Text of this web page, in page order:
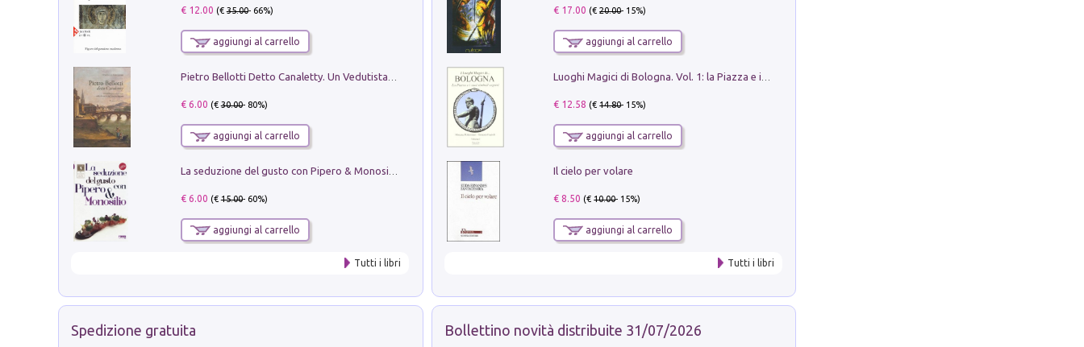
€ 12.00 (€35.00- 66%)
aggiungi al carrello
€ 6.00 (€30.00- 80%)
aggiungi al carrello
€ 6.00 (€15.00- 60%)
aggiungi al carrello
Tutti i libri
€ 17.00 (€20.00- 15%)
aggiungi al carrello
€ 12.58 (€14.80- 15%)
aggiungi al carrello
Il cielo per volare
€ 8.50 (€10.00- 15%)
aggiungi al carrello
Tutti i libri
Spedizione gratuita Bollettino novità distribuite 31/07/2026